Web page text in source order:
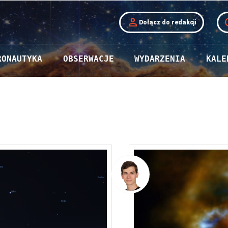
person Dołącz do redakcji
OBSERWACJE WYDARZENIA